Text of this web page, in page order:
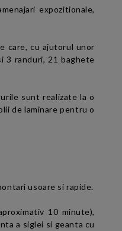
expozitionale,
care, cu ajutorul unor
3 randuri, 21 baghete
sunt realizate la o
de laminare pentru o
usoare si rapide.
10 minute),
a siglei si geanta cu